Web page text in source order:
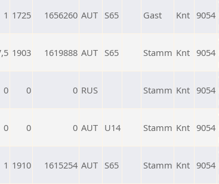
1 1725 1656260 AUT S65 Gast Knt 9054
1903 1619888 AUT S65 Stamm Knt 9054
0 0 0 RUS Stamm Knt 9054
0 0 0 AUT U14 Stamm Knt 9054
1 1910 1615254 AUT S65 Stamm Knt 9054